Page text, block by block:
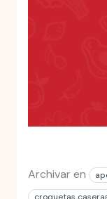
Archivar en